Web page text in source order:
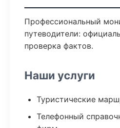
Профессиональный
путеводители:
проверка фактов.
Наши услуги
Туристические
Телефонный